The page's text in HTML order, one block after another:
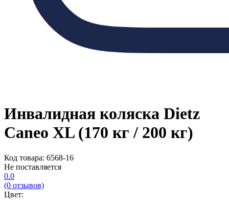
Инвалидная коляска Dietz
Caneo XL (170 кг / 200 кг)
Код товара: 6568-16
Не поставляется
0.0
(0 отзывов)
Цвет: